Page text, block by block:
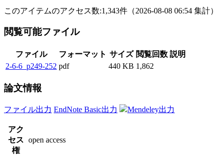
このアイテムのアクセス数:1,343件 （2026-08-08 06:54 集計）
閲覧可能ファイル
ファイル フォーマット サイズ 閲覧回数 説明
2-6-6_p249-252 pdf 440 KB 1,862
論文情報
ファイル出力 EndNote Basic出力 Mendeley出力
アク
セス
権
open access